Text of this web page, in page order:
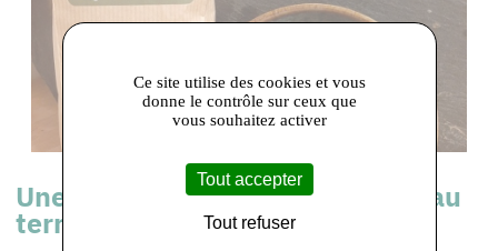
Une marque qui rend hommage au
terroir local
Ce site utilise des cookies et vous
donne le contrôle sur ceux que
vous souhaitez activer
Tout accepter
Tout refuser